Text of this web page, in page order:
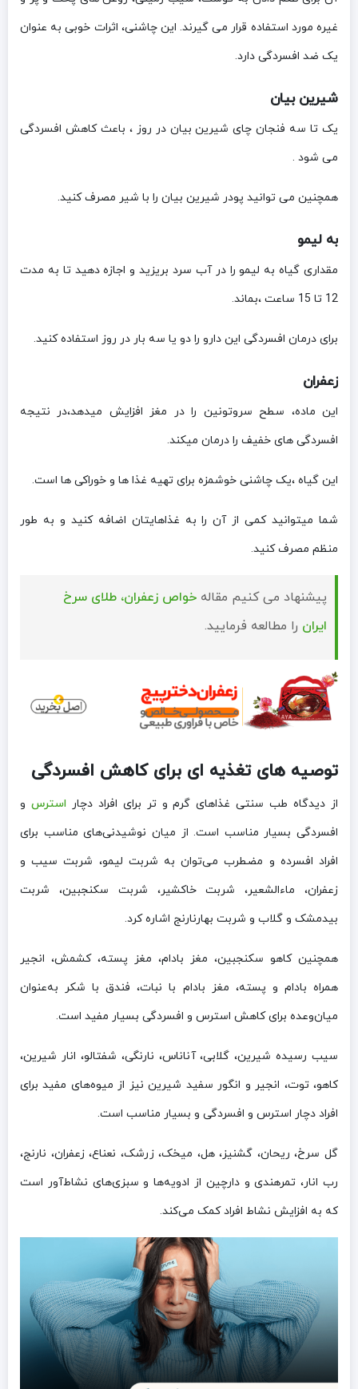
غیره مورد استفاده قرار می گیرند. این چاشنی، اثرات خوبی به عنوان
یک ضد افسردگی دارد.
شیرین بیان
یک تا سه فنجان چای شیرین بیان در روز ، باعث کاهش افسردگی
می شود .
همچنین می توانید پودر شیرین بیان را با شیر مصرف کنید.
به لیمو
مقداری گیاه به لیمو را در آب سرد بریزید و اجازه دهید تا به مدت
12 تا 15 ساعت ،بماند.
برای درمان افسردگی این دارو را دو یا سه بار در روز استفاده کنید.
زعفران
این ماده، سطح سروتونین را در مغز افزایش میدهد،در نتیجه
افسردگی های خفیف را درمان میکند.
این گیاه ،یک چاشنی خوشمزه برای تهیه غذا ها و خوراکی ها است.
شما میتوانید کمی از آن را به غذاهایتان اضافه کنید و به طور
منظم مصرف کنید.
پیشنهاد می کنیم مقاله خواص زعفران، طلای سرخ
ایران را مطالعه فرمایید.
توصیه های تغذیه ای برای کاهش افسردگی
از دیدگاه طب سنتی غذاهای گرم و تر برای افراد دچار استرس و
افسردگی بسیار مناسب است. از میان نوشیدنی‌های مناسب برای
افراد افسرده و مضطرب می‌توان به شربت لیمو، شربت سیب و
زعفران، ماءالشعیر، شربت خاکشیر، شربت سکنجبین، شربت
بیدمشک و گلاب و شربت بهارنارنج اشاره کرد.
همچنین کاهو سکنجبین، مغز بادام، مغز پسته، کشمش، انجیر
همراه بادام و پسته، مغز بادام با نبات، فندق با شکر به‌عنوان
میان‌وعده برای کاهش استرس و افسردگی بسیار مفید است.
سیب رسیده شیرین، گلابی، آناناس، نارنگی، شفتالو، انار شیرین،
کاهو، توت، انجیر و انگور سفید شیرین نیز از میوه‌های مفید برای
افراد دچار استرس و افسردگی و بسیار مناسب است.
گل سرخ، ریحان، گشنیز، هل، میخک، زرشک، نعناع، زعفران، نارنج،
رب انار، تمرهندی و دارچین از ادویه‌ها و سبزی‌های نشاط‌آور است
که به افزایش نشاط افراد کمک می‌کند.